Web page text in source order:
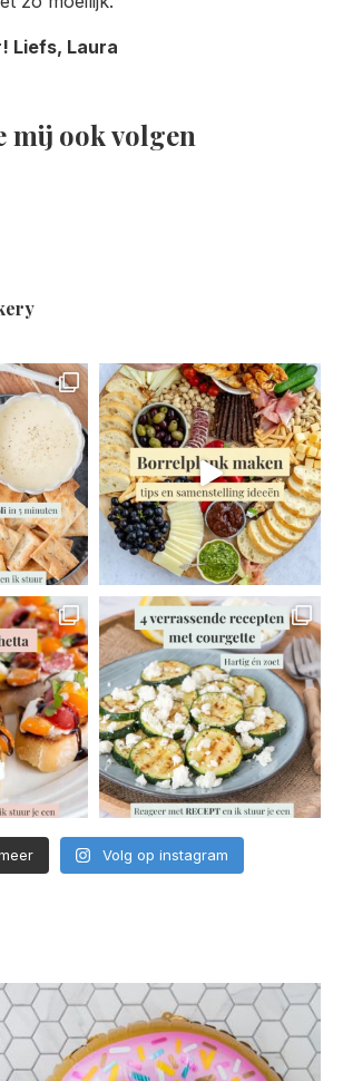
Liefs, Laura
mij ook volgen
Volg op instagram